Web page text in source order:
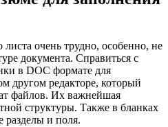
листа очень трудно, особенно, не
документа. Справиться с
в DOC формате для
другом редакторе, который
файлов. Их важнейшая
структуры. Также в бланках
разделы и поля.